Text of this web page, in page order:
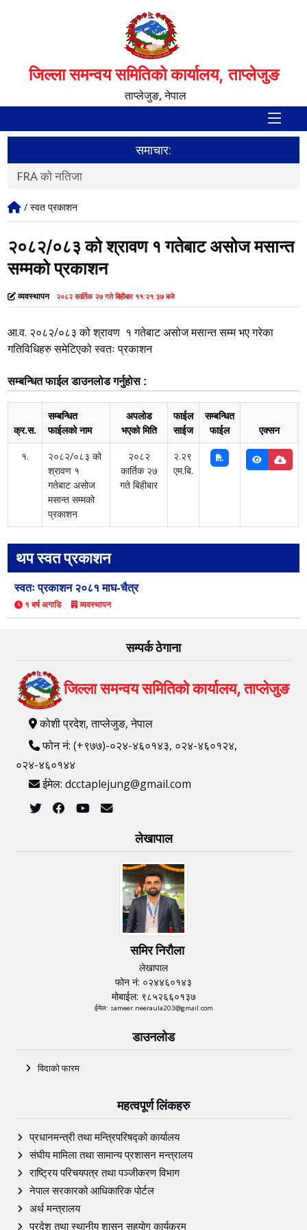
जिल्ला समन्वय समितिको कार्यालय, ताप्लेजुङ
ताप्लेजुङ, नेपाल
समाचार:
FRA को नतिजा
/ स्वत प्रकाशन
२०८२/०८३ को श्रावण १ गतेबाट असोज मसान्त
सम्मको प्रकाशन
व्यवस्थापन २०८२ कार्तिक २७ गते बिहीबार ११:२१:३७ बजे
आ.व. २०८२/०८३ को श्रावण १ गतेबाट असोज मसान्त सम्म भए गरेका
गतिविधिहरु समेटिएको स्वतः प्रकाशन
सम्बन्धित फाईल डाउनलोड गर्नुहोस :
क्र.स.
सम्बन्धित
फाईलको नाम
अपलोड
भएको मिति
फाईल
साईज
सम्बन्धित
फाईल
एक्सन
१.
२०८२/०८३ को
श्रावण १
गतेबाट असोज
मसान्त सम्मको
प्रकाशन
२०८२
कार्तिक २७
गते बिहीबार
२.२९
एम.बि.
थप स्वत प्रकाशन
स्वतः प्रकाशन २०८१ माघ-चैत्र
१ बर्ष अगाडि व्यवस्थापन
सम्पर्क ठेगाना
जिल्ला समन्वय समितिको कार्यालय, ताप्लेजुङ
कोशी प्रदेश, ताप्लेजुङ, नेपाल
फोन नं: (+९७७)-०२४-४६०१४३, ०२४-४६०१२४,
०२४-४६०१४४
ईमेल: dcctaplejung@gmail.com
लेखापाल
समिर निरौला
लेखापाल
फोन नं: ०२४४६०१४३
मोबाईल: ९८५२६६०१३७
ईमेल: sameer.neeraula203@gmail.com
डाउनलोड
विदाको फारम
महत्वपूर्ण लिंकहरु
प्रधानमन्त्री तथा मन्त्रिपरिषद्को कार्यालय
संघीय मामिला तथा सामान्य प्रशासन मन्त्रालय
राष्ट्रिय परिचयपत्र तथा पञ्‍जीकरण विभाग
नेपाल सरकारको आधिकारिक पोर्टल
अर्थ मन्त्रालय
प्रदेश तथा स्थानीय शासन सहयोग कार्यक्रम